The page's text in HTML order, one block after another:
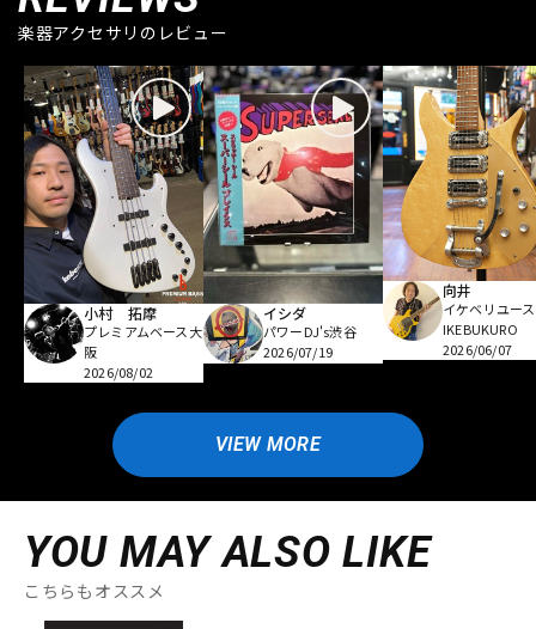
楽器アクセサリのレビュー
小村 拓摩
プレミアムベース大
阪
2026/08/02
イシダ
パワーDJ's渋谷
2026/07/19
向井
イケベリユース
IKEBUKURO
2026/06/07
VIEW MORE
YOU MAY ALSO LIKE
こちらもオススメ